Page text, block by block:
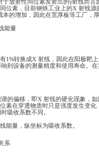
度时的相对统计噪声
图4 所示，其最小值时
量是单一的，其最佳测
，射线源的能量和强度
通过对被测化学元素的
素谱线的影响，从而降
素的谱线激发，而不激